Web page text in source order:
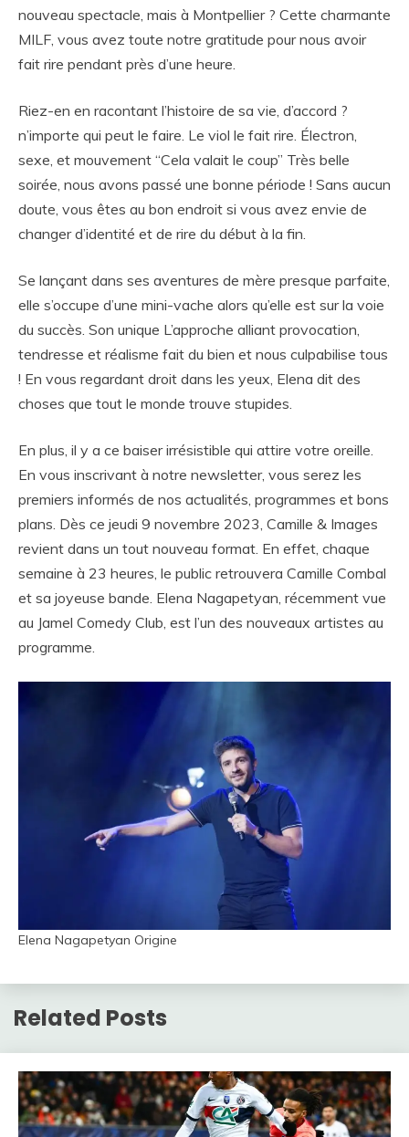
nouveau spectacle, mais à Montpellier ? Cette charmante
MILF, vous avez toute notre gratitude pour nous avoir
fait rire pendant près d’une heure.
Riez-en en racontant l’histoire de sa vie, d’accord ?
n’importe qui peut le faire. Le viol le fait rire. Électron,
sexe, et mouvement “Cela valait le coup” Très belle
soirée, nous avons passé une bonne période ! Sans aucun
doute, vous êtes au bon endroit si vous avez envie de
changer d’identité et de rire du début à la fin.
Se lançant dans ses aventures de mère presque parfaite,
elle s’occupe d’une mini-vache alors qu’elle est sur la voie
du succès. Son unique L’approche alliant provocation,
tendresse et réalisme fait du bien et nous culpabilise tous
! En vous regardant droit dans les yeux, Elena dit des
choses que tout le monde trouve stupides.
En plus, il y a ce baiser irrésistible qui attire votre oreille.
En vous inscrivant à notre newsletter, vous serez les
premiers informés de nos actualités, programmes et bons
plans. Dès ce jeudi 9 novembre 2023, Camille & Images
revient dans un tout nouveau format. En effet, chaque
semaine à 23 heures, le public retrouvera Camille Combal
et sa joyeuse bande. Elena Nagapetyan, récemment vue
au Jamel Comedy Club, est l’un des nouveaux artistes au
programme.
Elena Nagapetyan Origine
Related Posts